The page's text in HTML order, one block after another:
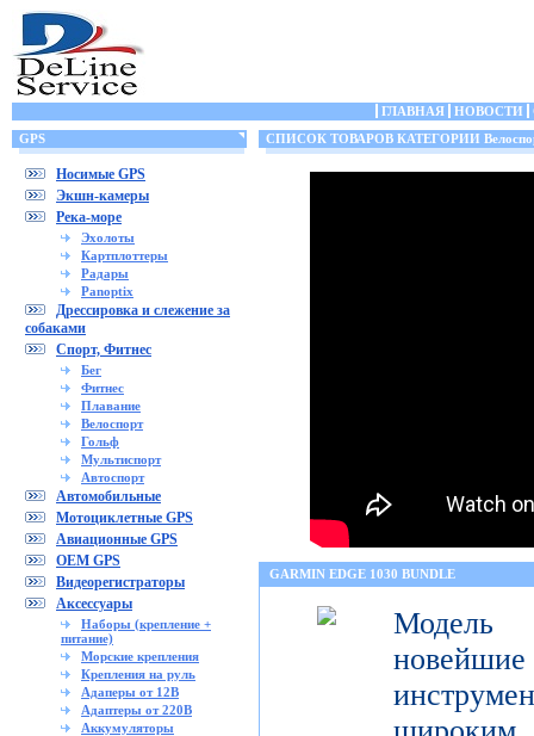
ГЛАВНАЯ НОВОСТИ
GPS
Носимые GPS
Экшн-камеры
Река-море
Эхолоты
Картплоттеры
Радары
Panoptix
Дрессировка и слежение за
собаками
Спорт, Фитнес
Бег
Фитнес
Плавание
Велоспорт
Гольф
Мультиспорт
Автоспорт
Автомобильные
Мотоциклетные GPS
Авиационные GPS
OEM GPS
Видеорегистраторы
Аксессуары
Наборы (крепление +
питание)
Морские крепления
Крепления на руль
Адаперы от 12В
Адаптеры от 220В
Аккумуляторы
СПИСОК ТОВАРОВ КАТЕГОРИИ
GARMIN EDGE 1030 BUNDLE
Модель